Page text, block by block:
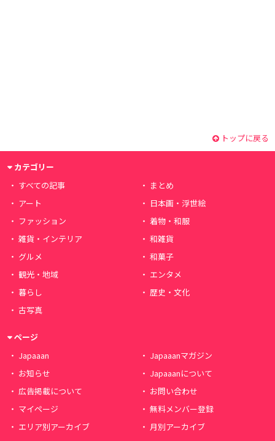
トップに戻る
カテゴリー
すべての記事
まとめ
アート
日本画・浮世絵
ファッション
着物・和服
雑貨・インテリア
和雑貨
グルメ
和菓子
観光・地域
エンタメ
暮らし
歴史・文化
古写真
ページ
Japaaan
Japaaanマガジン
お知らせ
Japaaanについて
広告掲載について
お問い合わせ
マイページ
無料メンバー登録
エリア別アーカイブ
月別アーカイブ